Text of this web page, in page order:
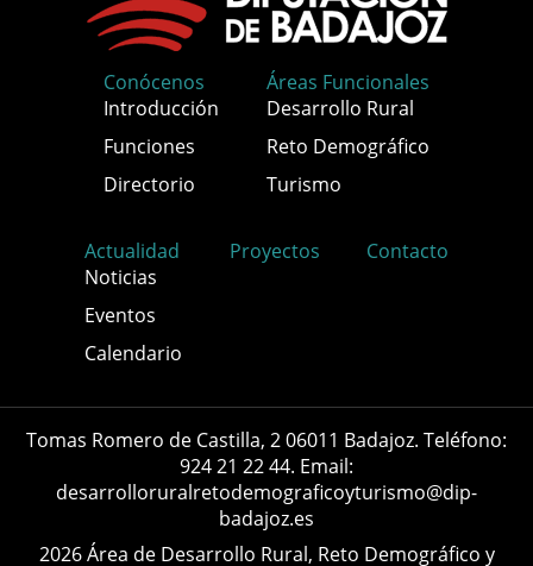
Conócenos
Introducción
Funciones
Directorio
Áreas Funcionales
Desarrollo Rural
Reto Demográfico
Turismo
Actualidad
Noticias
Eventos
Calendario
Proyectos Contacto
Tomas Romero de Castilla, 2 06011 Badajoz. Teléfono:
924 21 22 44. Email:
desarrolloruralretodemograficoyturismo@dip-
badajoz.es
2026 Área de Desarrollo Rural, Reto Demográfico y